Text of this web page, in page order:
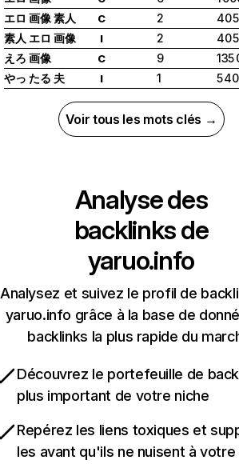
エロ 画像 素人
C 2
40
素人 エロ 画像
I 2
40
えろ 画像
C 9
135
やっ たる 夫
I 1 5
Voir tous les mots clés →
Analyse des
backlinks de
yaruo.info
Analysez et suivez le profil de
yaruo.info grâce à la base de
backlinks la plus rapide du
Découvrez le portefeuille de
plus important de votre niche
Repérez les liens toxiques et
les avant qu'ils ne nuisent à